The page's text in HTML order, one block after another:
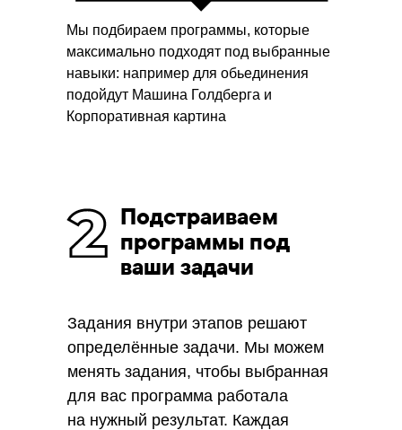
Мы подбираем программы, которые
максимально подходят под выбранные
навыки: например для обьединения
подойдут Машина Голдберга и
Корпоративная картина
Задания внутри этапов решают
определённые задачи. Мы можем
менять задания, чтобы выбранная
для вас программа работала
на нужный результат. Каждая
Подстраиваем
программы под
ваши задачи